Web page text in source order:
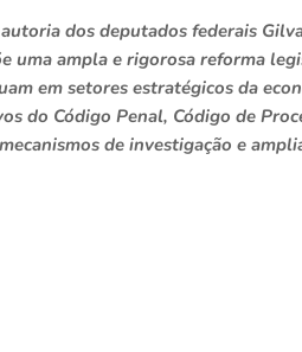
dos deputados federais
uma ampla e rigorosa reforma
em setores estratégicos da
do Código Penal, Código de
de investigação e